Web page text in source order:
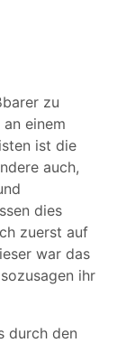
zu
einem
ist die
auch,
dies
zuerst auf
war das
ihr
durch den